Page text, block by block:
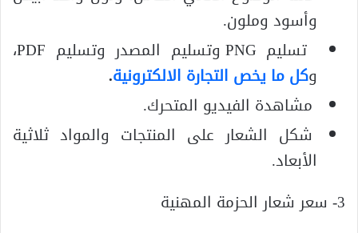
وأسود وملون.
تسليم PNG وتسليم المصدر وتسليم PDF،
وكل ما يخص التجارة الالكترونية.
مشاهدة الفيديو المتحرك.
شكل الشعار على المنتجات والمواد ثلاثية
الأبعاد.
3- سعر شعار الحزمة المهنية